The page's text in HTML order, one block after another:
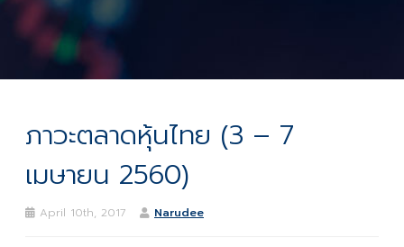
ภาวะตลาดหุ้นไทย (3 – 7
เมษายน 2560)
April 10th, 2017 Narudee